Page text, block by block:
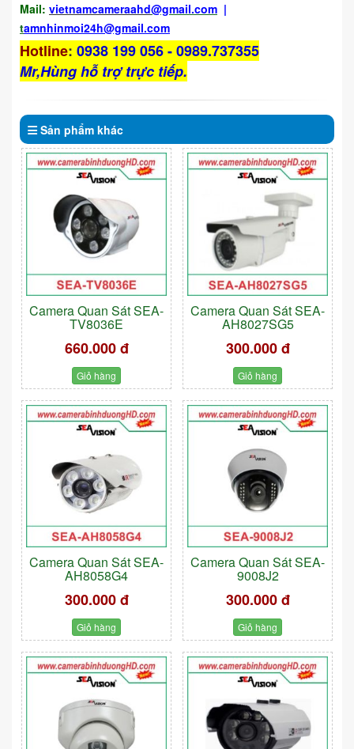
Mail: vietnamcameraahd@gmail.com |
tamnhinmoi24h@gmail.com
Hotline: 0938 199 056 - 0989.737355
Mr,Hùng hỗ trợ trực tiếp.
Sản phẩm khác
Camera Quan Sát SEA-
TV8036E
660.000 đ
Giỏ hàng
Camera Quan Sát SEA-
AH8027SG5
300.000 đ
Giỏ hàng
Camera Quan Sát SEA-
AH8058G4
300.000 đ
Giỏ hàng
Camera Quan Sát SEA-
9008J2
300.000 đ
Giỏ hàng